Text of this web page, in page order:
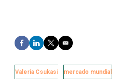
F
a
e
b
L
i
k
e
T
w
t
t
E
m
i
l
Valeria Csukasi mercado mundial